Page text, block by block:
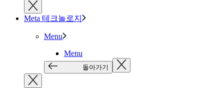
Meta 테크놀로지
Menu
Menu
돌아가기